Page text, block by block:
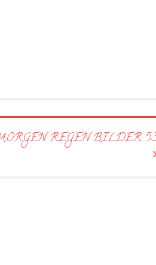
REGEN BILDER